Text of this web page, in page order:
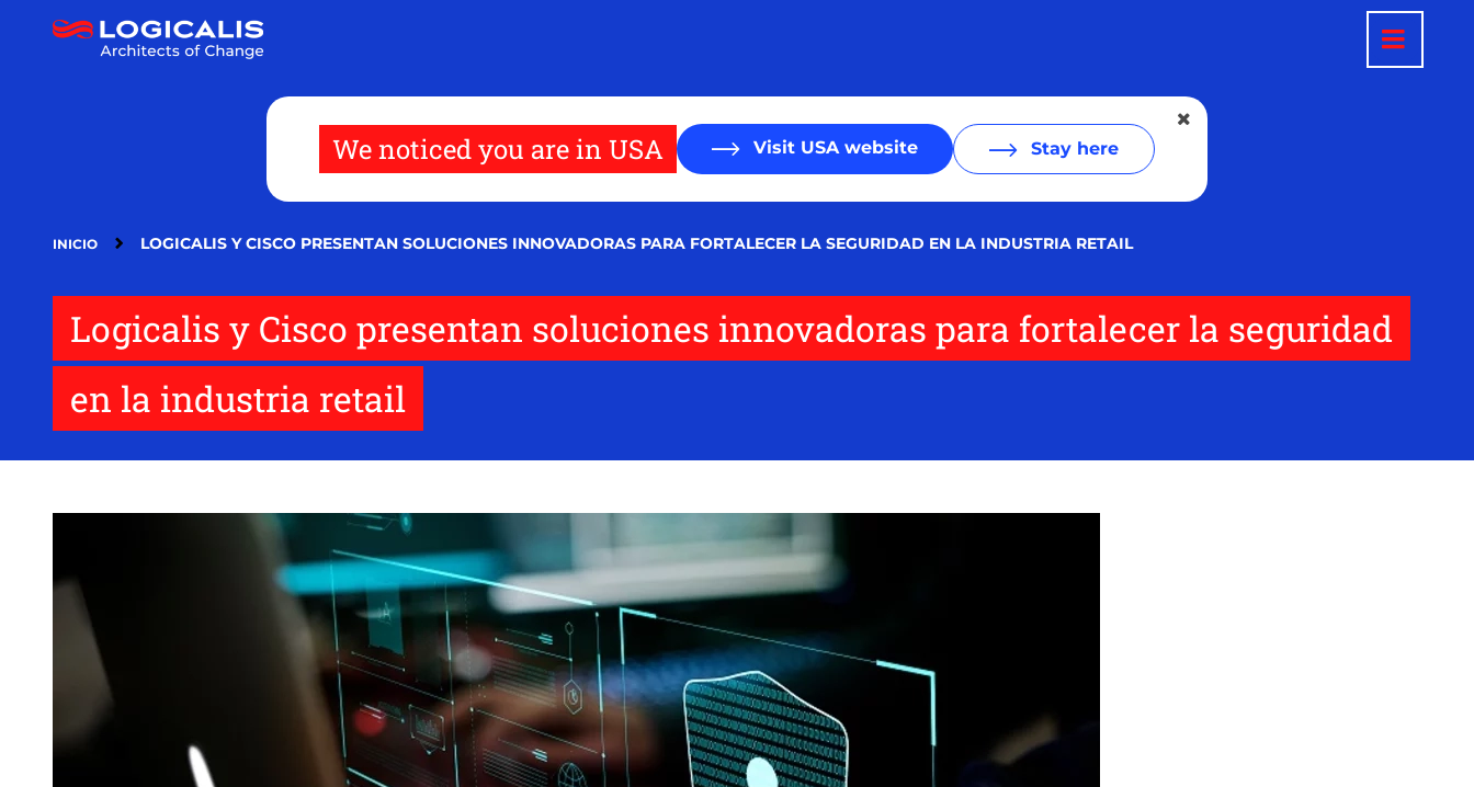
contenido
We noticed you are in USA Visit USA website Stay here
INICIO LOGICALIS Y CISCO PRESENTAN SOLUCIONES INNOVADORAS PARA FORTALECER LA SEGURIDAD EN LA INDUSTRIA RETAIL
Logicalis y Cisco presentan soluciones innovadoras para fortalecer la seguridad
en la industria retail